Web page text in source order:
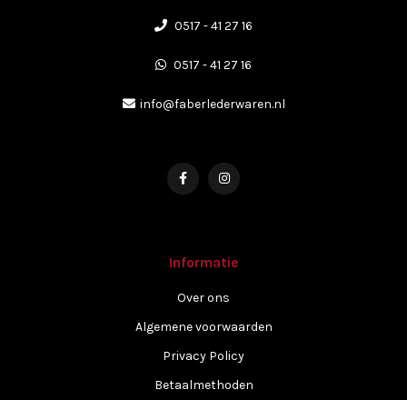
0517 - 41 27 16
0517 - 41 27 16
info@faberlederwaren.nl
Informatie
Over ons
Algemene voorwaarden
Privacy Policy
Betaalmethoden